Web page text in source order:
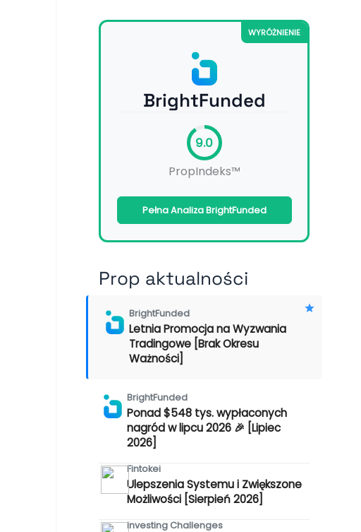
WYRÓŻNIENIE
BrightFunded
9.0
PropIndeks™
Pełna Analiza BrightFunded
Prop aktualności
BrightFunded
Letnia Promocja na Wyzwania
Tradingowe [Brak Okresu
Ważności]
BrightFunded
Ponad $548 tys. wypłaconych
nagród w lipcu 2026 🎉 [Lipiec
2026]
Fintokei
Ulepszenia Systemu i Zwiększone
Możliwości [Sierpień 2026]
Investing Challenges